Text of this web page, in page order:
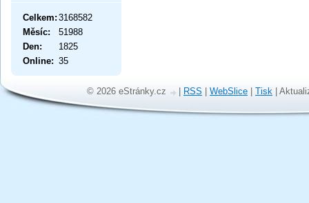
Online: 35
Celkem: 3168582
Měsíc:
51988
Den:
1825
© 2026 eStránky.cz | RSS | WebSlice | Tisk |